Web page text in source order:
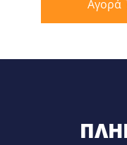
ΦΊΛΤΡΑ ΝΕΡΟΎ
Αγορά